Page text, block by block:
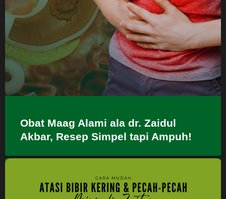
Obat Maag Alami ala dr. Zaidul
Akbar, Resep Simpel tapi Ampuh!